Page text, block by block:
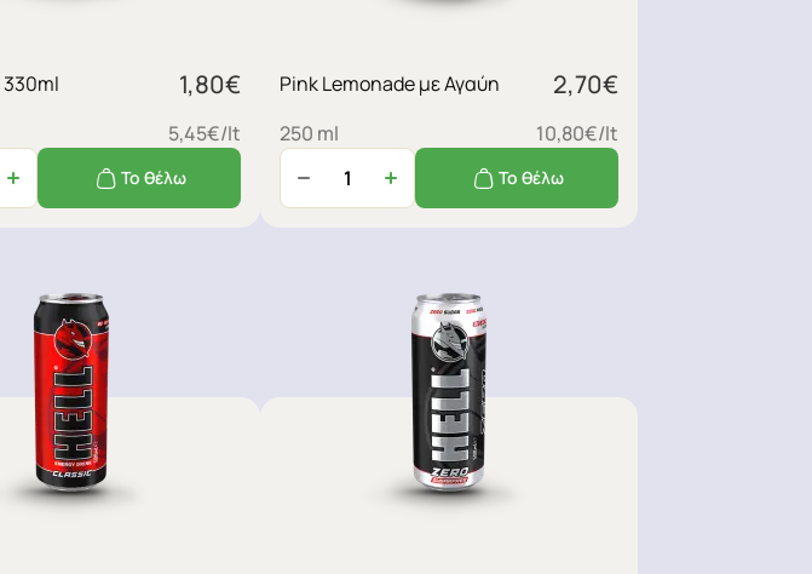
1,80€
5,45€/lt
Το θέλω
Pink Lemonade με Αγαύη 2,70€
250 ml 10,80€/lt
Το θέλω